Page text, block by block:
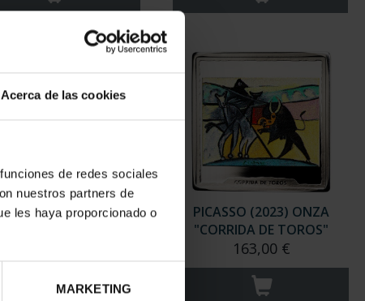
Acerca de las cookies
de redes sociales
nuestros partners de
les haya proporcionado o
MARKETING
(2023) 50 EURO
PICASSO (2023) ONZA
"CORRIDA DE TOROS"
163,00 €